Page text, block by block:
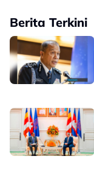
Berita Terkini